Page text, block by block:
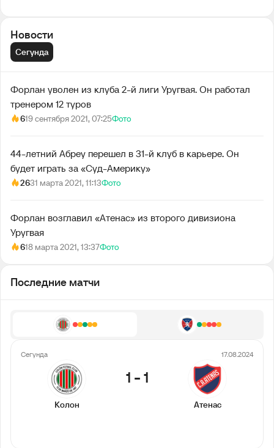
Новости
Сегунда
Форлан уволен из клуба 2-й лиги Уругвая. Он работал
тренером 12 туров
619 сентября 2021, 07:25Фото
44-летний Абреу перешел в 31-й клуб в карьере. Он
будет играть за «Суд-Америку»
2631 марта 2021, 11:13Фото
Форлан возглавил «Атенас» из второго дивизиона
Уругвая
618 марта 2021, 13:37Фото
Последние матчи
Сегунда 17.08.2024
Колон
1 -1
Атенас